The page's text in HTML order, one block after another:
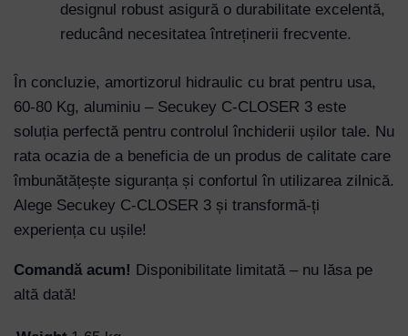
designul robust asigură o durabilitate excelentă,
reducând necesitatea întreținerii frecvente.
În concluzie, amortizorul hidraulic cu brat pentru usa,
60-80 Kg, aluminiu – Secukey C-CLOSER 3 este
soluția perfectă pentru controlul închiderii ușilor tale. Nu
rata ocazia de a beneficia de un produs de calitate care
îmbunătățește siguranța și confortul în utilizarea zilnică.
Alege Secukey C-CLOSER 3 și transformă-ți
experiența cu ușile!
Comandă acum! Disponibilitate limitată – nu lăsa pe
altă dată!